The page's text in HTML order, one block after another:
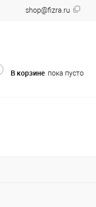
shop@fizra.ru
В корзине пока пусто